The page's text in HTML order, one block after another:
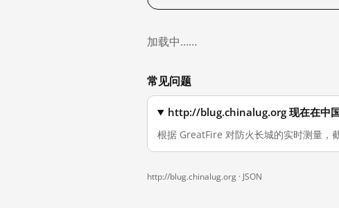
加载中……
常见问题
http://blug.chinalug.org 现在在中
根据 GreatFire 对防火长城的实时测量
http://blug.chinalug.org · JSON